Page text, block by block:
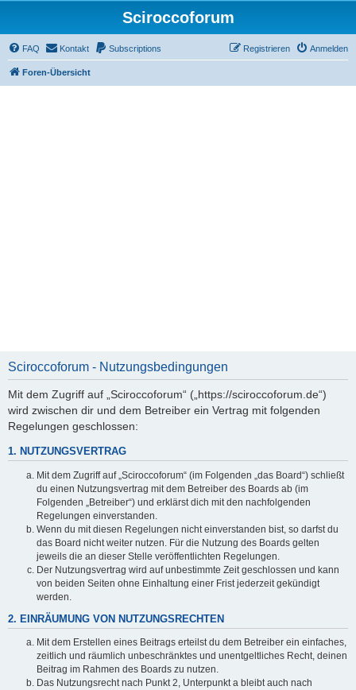
Sciroccoforum
FAQ Kontakt Subscriptions Anmelden
Registrieren
Foren-Übersicht
Sciroccoforum - Nutzungsbedingungen
Mit dem Zugriff auf „Sciroccoforum“ („https://sciroccoforum.de“)
wird zwischen dir und dem Betreiber ein Vertrag mit folgenden
Regelungen geschlossen:
1. NUTZUNGSVERTRAG
Mit dem Zugriff auf „Sciroccoforum“ (im Folgenden „das Board“) schließt
du einen Nutzungsvertrag mit dem Betreiber des Boards ab (im
Folgenden „Betreiber“) und erklärst dich mit den nachfolgenden
Regelungen einverstanden.
Wenn du mit diesen Regelungen nicht einverstanden bist, so darfst du
das Board nicht weiter nutzen. Für die Nutzung des Boards gelten
jeweils die an dieser Stelle veröffentlichten Regelungen.
Der Nutzungsvertrag wird auf unbestimmte Zeit geschlossen und kann
von beiden Seiten ohne Einhaltung einer Frist jederzeit gekündigt
werden.
2. EINRÄUMUNG VON NUTZUNGSRECHTEN
Mit dem Erstellen eines Beitrags erteilst du dem Betreiber ein einfaches,
zeitlich und räumlich unbeschränktes und unentgeltliches Recht, deinen
Beitrag im Rahmen des Boards zu nutzen.
Das Nutzungsrecht nach Punkt 2, Unterpunkt a bleibt auch nach